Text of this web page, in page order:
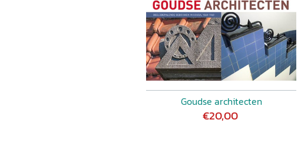
Goudse architecten
€20,00